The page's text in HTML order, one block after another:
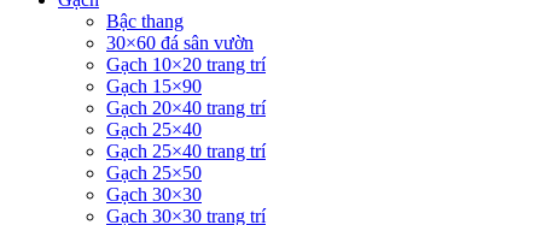
Bậc thang
30×60 đá sân vườn
Gạch 10×20 trang trí
Gạch 15×90
Gạch 20×40 trang trí
Gạch 25×40
Gạch 25×40 trang trí
Gạch 25×50
Gạch 30×30
Gạch 30×30 trang trí